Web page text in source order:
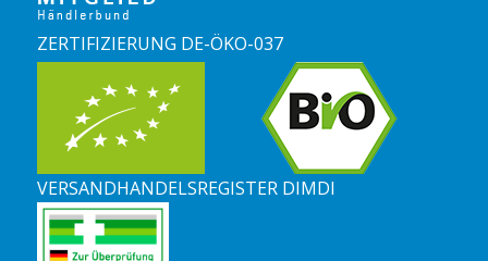
ZERTIFIZIERUNG DE-ÖKO-037
VERSANDHANDELSREGISTER DIMDI